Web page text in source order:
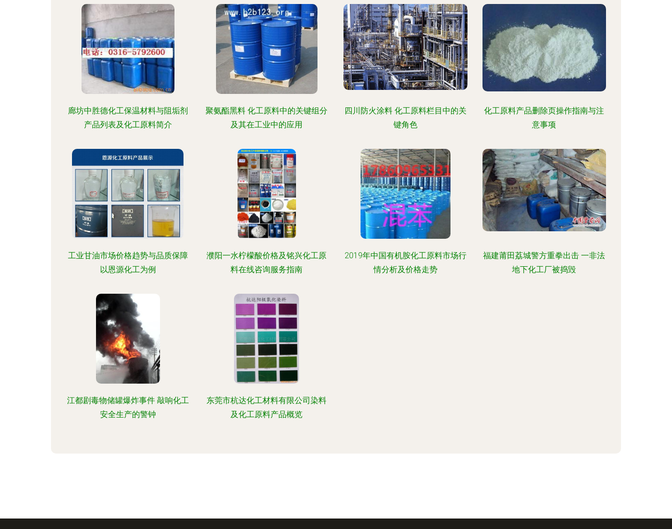
廊坊中胜德化工保温材料与阻垢剂
产品列表及化工原料简介
聚氨酯黑料 化工原料中的关键组分
及其在工业中的应用
四川防火涂料 化工原料栏目中的关
键角色
化工原料产品删除页操作指南与注
意事项
工业甘油市场价格趋势与品质保障
以恩源化工为例
濮阳一水柠檬酸价格及铭兴化工原
料在线咨询服务指南
2019年中国有机胺化工原料市场行
情分析及价格走势
福建莆田荔城警方重拳出击 一非法
地下化工厂被捣毁
江都剧毒物储罐爆炸事件 敲响化工
安全生产的警钟
东莞市杭达化工材料有限公司染料
及化工原料产品概览